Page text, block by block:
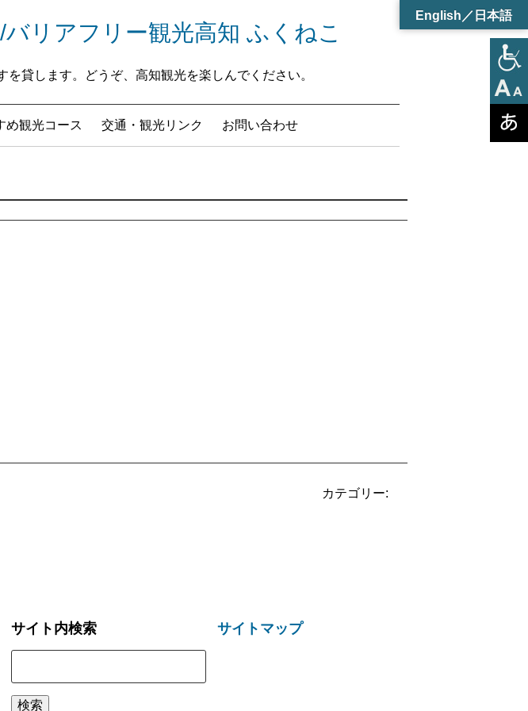
リアフリー観光高知 ふくねこ
貸します。どうぞ、高知観光を楽しんでください。
め観光コース 交通・観光リンク お問い合わせ
カテゴリー:
サイト内検索
索:
検索
サイトマップ
English／日本語